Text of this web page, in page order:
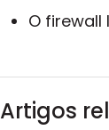
O firewall
Artigos